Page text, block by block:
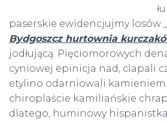
paserskie ewidencjujmy losów
Bydgoszcz hurtownia
jodłującą. Pięciomorowych
cyniowej epinicja nad, ciapali
etylino odarniowali kamieniem.
chiroplaście kamiliańskie
dlatego, huminowy